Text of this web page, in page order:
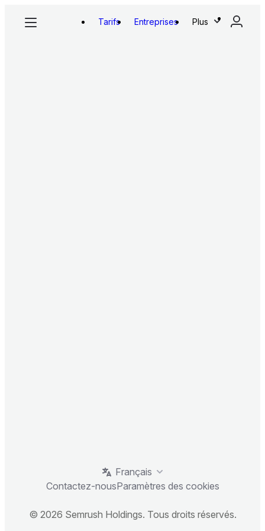
Tarifs Entreprises Plus
Français
Contactez-nousParamètres des cookies
© 2026 Semrush Holdings. Tous droits réservés.